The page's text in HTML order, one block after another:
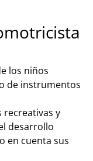
los niños
de instrumentos
recreativas y
desarrollo
en cuenta sus